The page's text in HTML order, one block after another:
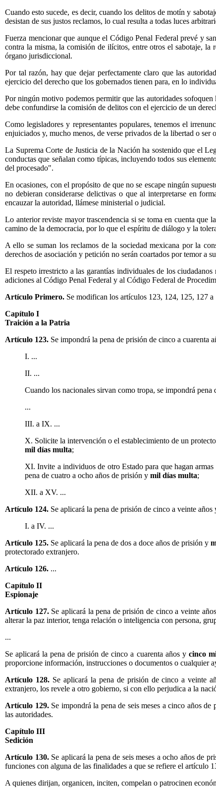
Cuando esto sucede, es decir, cuando los delitos de motín y
desistan de sus justos reclamos, lo cual resulta a todas luces
Fuerza mencionar que aunque el Código Penal Federal prevé y
contra la misma, la comisión de ilícitos, entre otros el sabotaje,
órgano jurisdiccional.
Por tal razón, hay que dejar perfectamente claro que las
ejercicio del derecho que los gobernados tienen para, en lo
Por ningún motivo podemos permitir que las autoridades
debe confundirse la comisión de delitos con el ejercicio de un
Como legisladores y representantes populares, tenemos el
enjuiciados y, mucho menos, de verse privados de la libertad o ser
La Suprema Corte de Justicia de la Nación ha sostenido que el
conductas que señalan como típicas, incluyendo todos sus
del procesado".
En ocasiones, con el propósito de que no se escape ningún
no debieran considerarse delictivas o que al interpretarse en
encauzar la autoridad, llámese ministerial o judicial.
Lo anterior reviste mayor trascendencia si se toma en cuenta que
camino de la democracia, por lo que el espíritu de diálogo y la
A ello se suman los reclamos de la sociedad mexicana por la
derechos de asociación y petición no serán coartados por temor a
El respeto irrestricto a las garantías individuales de los
adiciones al Código Penal Federal y al Código Federal de
Artículo Primero. Se modifican los artículos 123, 124, 125, 127
Capítulo I
Traición a la Patria
Artículo 123. Se impondrá la pena de prisión de cinco a cuarenta
I. ...
II. ...
Cuando los nacionales sirvan como tropa, se impondrá pena
...
III. a IX. ...
X. Solicite la intervención o el establecimiento de un
mil días multa;
XI. Invite a individuos de otro Estado para que hagan
pena de cuatro a ocho años de prisión y mil días multa;
XII. a XV. ...
Artículo 124. Se aplicará la pena de prisión de cinco a veinte años
I. a IV. ...
Artículo 125. Se aplicará la pena de dos a doce años de prisión y
protectorado extranjero.
Artículo 126. ...
Capítulo II
Espionaje
Artículo 127.Se aplicará la pena de prisión de cinco a veinte
alterar la paz interior, tenga relación o inteligencia con persona,
...
Se aplicará la pena de prisión de cinco a cuarenta años y cinco
proporcione información, instrucciones o documentos o cualquier
Artículo 128.Se aplicará la pena de prisión de cinco a veinte
extranjero, los revele a otro gobierno, si con ello perjudica a la
Artículo 129.Se impondrá la pena de seis meses a cinco años de
las autoridades.
Capítulo III
Sedición
Artículo 130.Se aplicará la pena de seis meses a ocho años de
funciones con alguna de las finalidades a que se refiere el artículo
A quienes dirijan, organicen, inciten, compelan o patrocinen